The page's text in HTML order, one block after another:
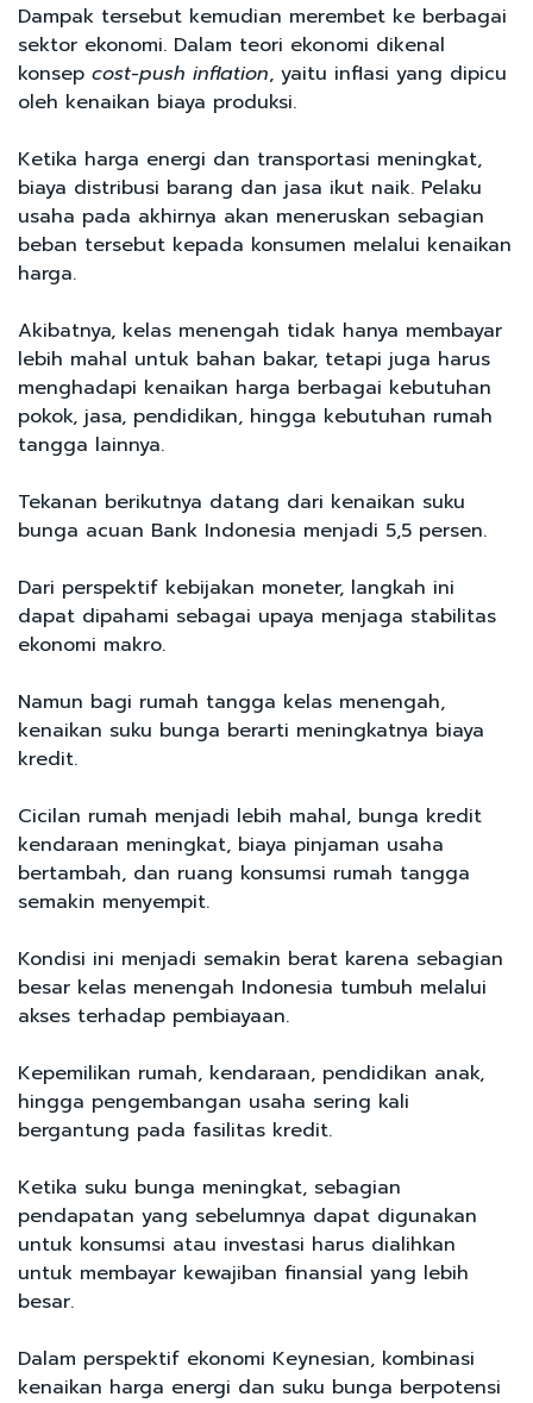
Dampak tersebut kemudian merembet ke berbagai
sektor ekonomi. Dalam teori ekonomi dikenal
konsep cost-push inflation, yaitu inflasi yang dipicu
oleh kenaikan biaya produksi.
Ketika harga energi dan transportasi meningkat,
biaya distribusi barang dan jasa ikut naik. Pelaku
usaha pada akhirnya akan meneruskan sebagian
beban tersebut kepada konsumen melalui kenaikan
harga.
Akibatnya, kelas menengah tidak hanya membayar
lebih mahal untuk bahan bakar, tetapi juga harus
menghadapi kenaikan harga berbagai kebutuhan
pokok, jasa, pendidikan, hingga kebutuhan rumah
tangga lainnya.
Tekanan berikutnya datang dari kenaikan suku
bunga acuan Bank Indonesia menjadi 5,5 persen.
Dari perspektif kebijakan moneter, langkah ini
dapat dipahami sebagai upaya menjaga stabilitas
ekonomi makro.
Namun bagi rumah tangga kelas menengah,
kenaikan suku bunga berarti meningkatnya biaya
kredit.
Cicilan rumah menjadi lebih mahal, bunga kredit
kendaraan meningkat, biaya pinjaman usaha
bertambah, dan ruang konsumsi rumah tangga
semakin menyempit.
Kondisi ini menjadi semakin berat karena sebagian
besar kelas menengah Indonesia tumbuh melalui
akses terhadap pembiayaan.
Kepemilikan rumah, kendaraan, pendidikan anak,
hingga pengembangan usaha sering kali
bergantung pada fasilitas kredit.
Ketika suku bunga meningkat, sebagian
pendapatan yang sebelumnya dapat digunakan
untuk konsumsi atau investasi harus dialihkan
untuk membayar kewajiban finansial yang lebih
besar.
Dalam perspektif ekonomi Keynesian, kombinasi
kenaikan harga energi dan suku bunga berpotensi